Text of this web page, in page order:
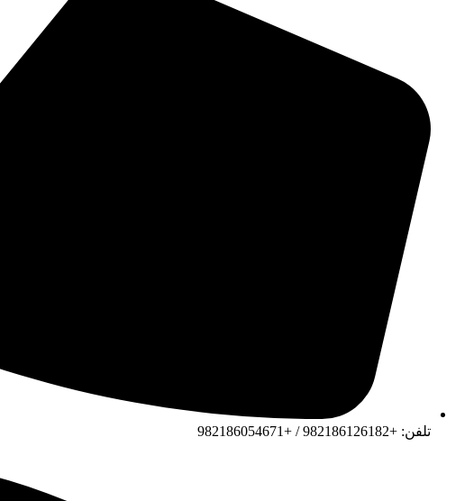
تلفن: +982186126182 / +982186054671